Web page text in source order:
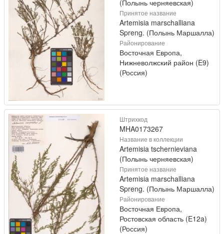
(Полынь черняевская)
Принятое название
Artemisia marschalliana
Spreng. (Полынь Маршалла)
Районирование
Восточная Европа,
Нижневолжский район (E9)
(Россия)
Штрихкод
MHA0173267
Название в коллекции
Artemisia tschernieviana
(Полынь черняевская)
Принятое название
Artemisia marschalliana
Spreng. (Полынь Маршалла)
Районирование
Восточная Европа,
Ростовская область (E12a)
(Россия)